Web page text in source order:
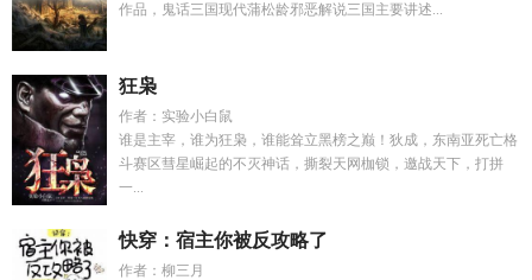
作品，鬼话三国现代蒲松龄邪恶解说三国主要讲述...
狂枭
作者：实验小白鼠
谁是主宰，谁为狂枭，谁能耸立黑榜之巅！狄成，东南亚死亡格
斗赛区彗星崛起的不灭神话，撕裂天网枷锁，邀战天下，打拼
一...
快穿：宿主你被反攻略了
作者：柳三月